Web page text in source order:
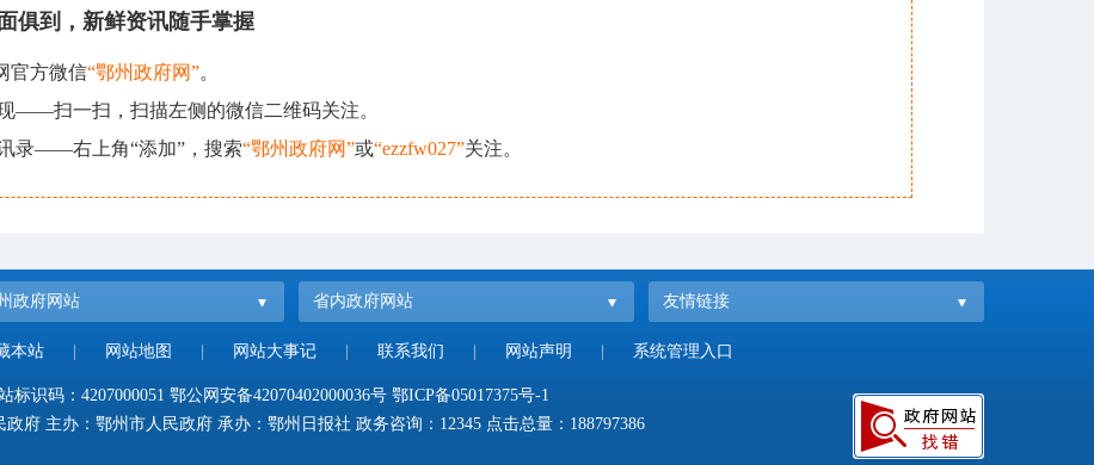
俱到，新鲜资讯随手掌握
官方微信“鄂州政府网”。
扫一扫，扫描左侧的微信二维码关注。
——右上角“添加”，搜索“鄂州政府网”或“ezzfw027”关注。
政府网站 省内政府网站 友情链接
本站 网站地图 网站大事记 联系我们 网站声明 系统管理入口
标识码：4207000051 鄂公网安备42070402000036号 鄂ICP备05017375号-1
府 主办：鄂州市人民政府 承办：鄂州日报社 政务咨询：12345 点击总量： 188797386